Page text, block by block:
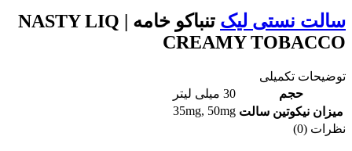
نستی لیک
تنباکو خامه | NASTY LIQ
CREAMY
تکمیلی
نیکوتین سالت
35mg, 50mg
(0)